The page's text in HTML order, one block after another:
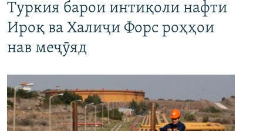
Туркия барои интиқоли нафти
Ироқ ва Халиҷи Форс роҳҳои
нав меҷӯяд